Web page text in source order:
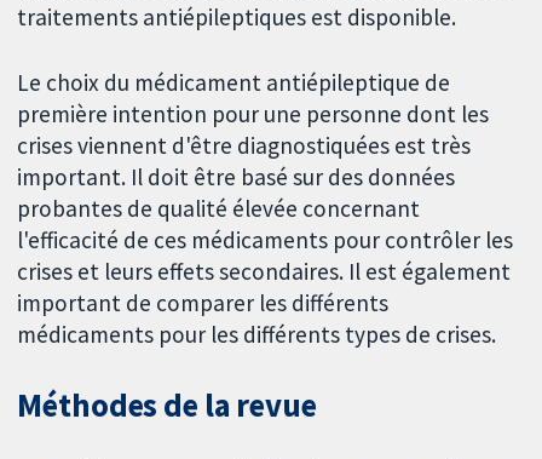
traitements antiépileptiques est disponible.
Le choix du médicament antiépileptique de
première intention pour une personne dont les
crises viennent d'être diagnostiquées est très
important. Il doit être basé sur des données
probantes de qualité élevée concernant
l'efficacité de ces médicaments pour contrôler les
crises et leurs effets secondaires. Il est également
important de comparer les différents
médicaments pour les différents types de crises.
Méthodes de la revue